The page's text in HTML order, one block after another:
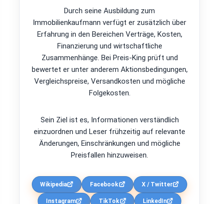
Durch seine Ausbildung zum
Immobilienkaufmann verfügt er zusätzlich über
Erfahrung in den Bereichen Verträge, Kosten,
Finanzierung und wirtschaftliche
Zusammenhänge. Bei Preis-King prüft und
bewertet er unter anderem Aktionsbedingungen,
Vergleichspreise, Versandkosten und mögliche
Folgekosten.
Sein Ziel ist es, Informationen verständlich
einzuordnen und Leser frühzeitig auf relevante
Änderungen, Einschränkungen und mögliche
Preisfallen hinzuweisen.
Wikipedia Facebook X / Twitter
Instagram TikTok LinkedIn